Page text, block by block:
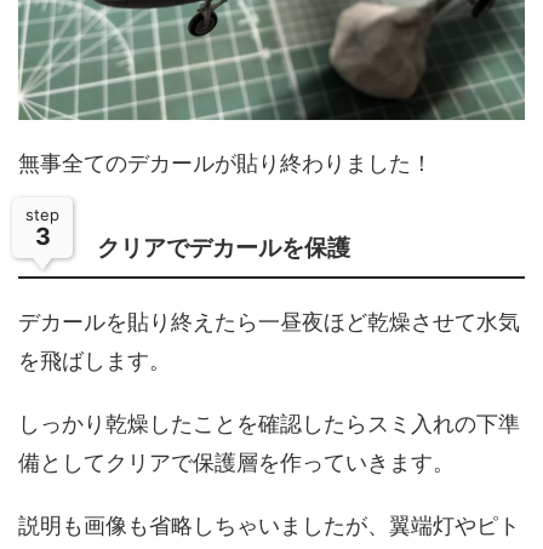
無事全てのデカールが貼り終わりました！
step
3 クリアでデカールを保護
デカールを貼り終えたら一昼夜ほど乾燥させて水気
を飛ばします。
しっかり乾燥したことを確認したらスミ入れの下準
備としてクリアで保護層を作っていきます。
説明も画像も省略しちゃいましたが、翼端灯やピト